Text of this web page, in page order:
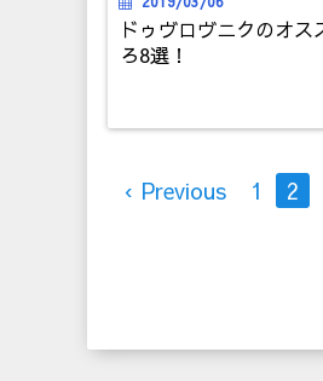
ドゥヴロヴニクのオ
ろ8選！
‹ Previous 1 2